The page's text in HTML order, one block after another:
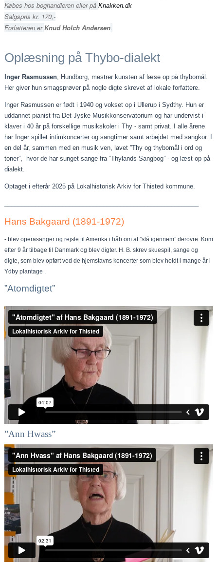
Købes hos boghandleren eller påKnakken.dk
Salgspris kr. 170,-
Forfatteren erKnud Holch Andersen.
Oplæsning på Thybo-dialekt
Inger Rasmussen , Hundborg, mestrer kunsten af læse op på thybomål.
Her giver hun smagsprøver på nogle digte skrevet af lokale forfattere.
Inger Rasmussen er født i 1940 og vokset op i Ullerup i Sydthy. Hun er
uddannet pianist fra Det Jyske Musikkonservatorium og har undervist i
klaver i 40 år på forskellige musikskoler i Thy - samt privat. I alle årene
har Inger spillet intimkoncerter og sangtimer samt arbejdet med sangkor. I
en del år, sammen med en musik ven, lavet ”Thy og thybomål i ord og
toner”, hvor de har sunget sange fra ”Thylands Sangbog” - og læst op på
dialekt.
Optaget i efterår 2025 på Lokalhistorisk Arkiv for Thisted kommune.
Hans Bakgaard (1891-1972)
- blev operasanger og rejste til Amerika i håb om at ”slå igennem” derovre. Kom
efter 9 år tilbage til Danmark og blev digter. H. B. skrev skuespil, sange og
digte, som blev opført ved de hjemstavns koncerter som blev holdt i mange år i
Ydby plantage .
”Atomdigtet”
”Ann Hwass”